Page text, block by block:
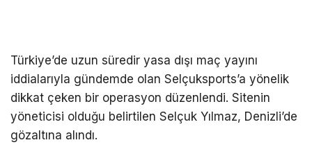
Türkiye’de uzun süredir yasa dışı maç yayını
iddialarıyla gündemde olan Selçuksports’a yönelik
dikkat çeken bir operasyon düzenlendi. Sitenin
yöneticisi olduğu belirtilen Selçuk Yılmaz, Denizli’de
gözaltına alındı.